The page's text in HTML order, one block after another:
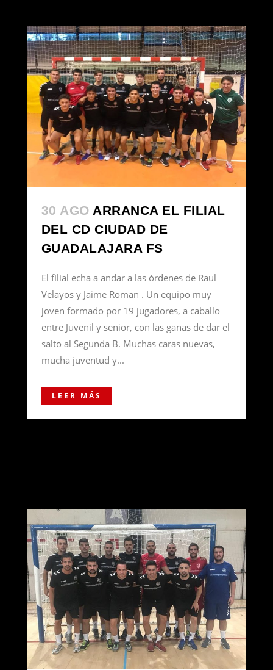
30 AGO ARRANCA EL FILIAL
DEL CD CIUDAD DE
GUADALAJARA FS
El filial echa a andar a las órdenes de Raul
Velayos y Jaime Roman . Un equipo muy
joven formado por 19 jugadores, a caballo
entre Juvenil y senior, con las ganas de dar el
salto al Segunda B. Muchas caras nuevas,
mucha juventud y...
LEER MÁS